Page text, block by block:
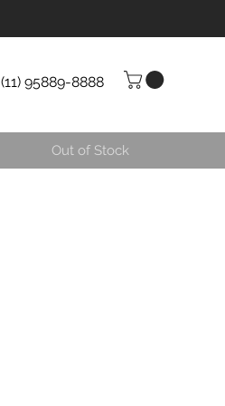
(11) 95889-8888
Out of Stock